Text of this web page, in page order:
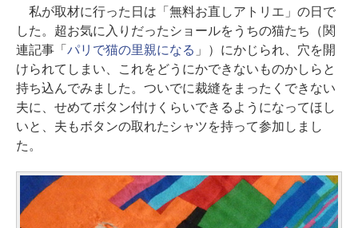
私が取材に行った日は「無料お直しアトリエ」の日で
した。超お気に入りだったショールをうちの猫たち（関
連記事「 パリで猫の里親になる 」）にかじられ、穴を開
けられてしまい、これをどうにかできないものかしらと
持ち込んでみました。ついでに裁縫をまったくできない
夫に、せめてボタン付けくらいできるようになってほし
いと、夫もボタンの取れたシャツを持って参加しまし
た。